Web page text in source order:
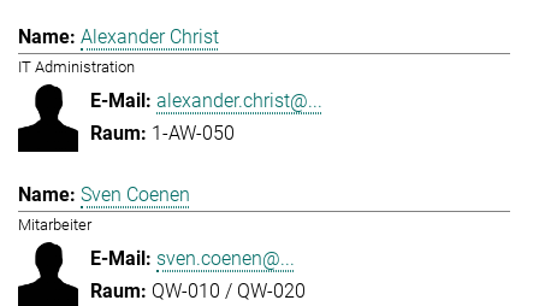
Alexander Christ
IT Administration
alexander.christ@...
1-AW-050
Sven Coenen
Mitarbeiter
sven.coenen@...
QW-010 / QW-020